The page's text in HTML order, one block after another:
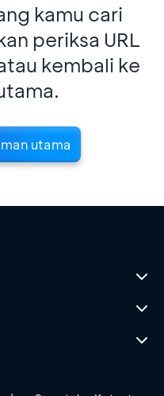
kamu cari
periksa URL
kembali ke
utama